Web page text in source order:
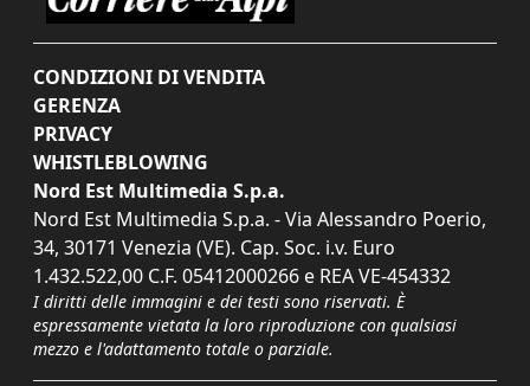
CONDIZIONI DI VENDITA
GERENZA
PRIVACY
WHISTLEBLOWING
Nord Est Multimedia S.p.a.
Nord Est Multimedia S.p.a. - Via Alessandro Poerio,
34, 30171 Venezia (VE). Cap. Soc. i.v. Euro
1.432.522,00 C.F. 05412000266 e REA VE-454332
I diritti delle immagini e dei testi sono riservati. È
espressamente vietata la loro riproduzione con qualsiasi
mezzo e l'adattamento totale o parziale.